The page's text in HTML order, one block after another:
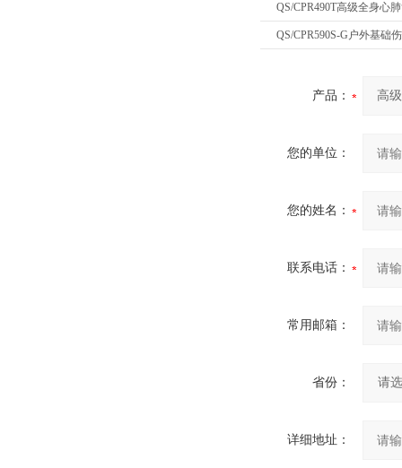
QS/CPR490T高级全身心
QS/CPR590S-G户外基础
产品：
您的单位：
您的姓名：
联系电话：
常用邮箱：
省份：
详细地址：